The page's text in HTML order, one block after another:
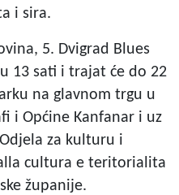
i sira.
5. Dvigrad Blues
13 sati i trajat će do 22
na glavnom trgu u
i Općine Kanfanar i uz
za kulturu i
cultura e teritorialita
županije.